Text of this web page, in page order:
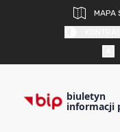
MAPA
biuletyn
informacji